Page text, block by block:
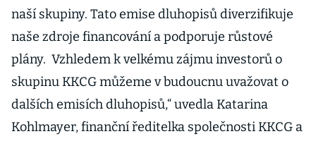
naší skupiny. Tato emise dluhopisů diverzifikuje
naše zdroje financování a podporuje růstové
plány. Vzhledem k velkému zájmu investorů o
skupinu KKCG můžeme v budoucnu uvažovat o
dalších emisích dluhopisů,“ uvedla Katarina
Kohlmayer, finanční ředitelka společnosti KKCG a